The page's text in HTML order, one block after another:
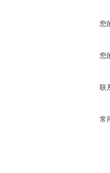
您
您
联
常